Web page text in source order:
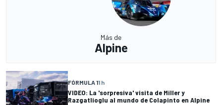
Más de
Alpine
FÓRMULA 11 h
VIDEO: La 'sorpresiva' visita de Miller y
Razgatlioglu al mundo de Colapinto en Alpine